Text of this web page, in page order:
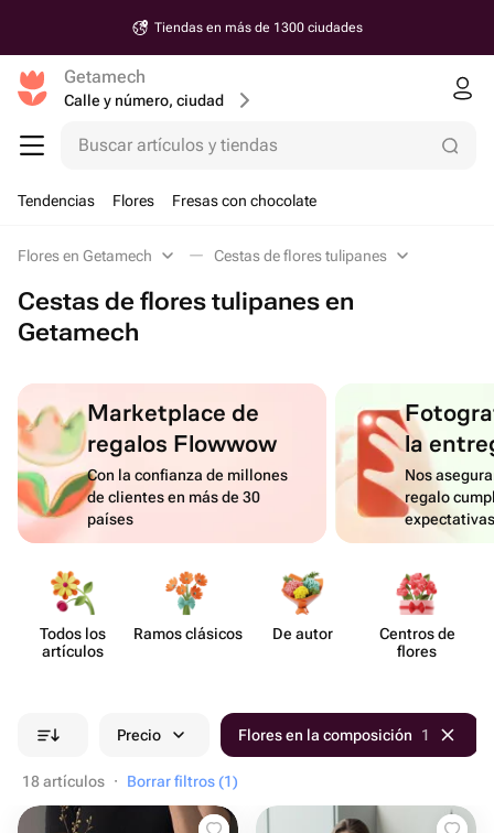
Tiendas en más de 1300 ciudades
Getamech
Calle y número, ciudad
Buscar artículos y tiendas
Tendencias Flores Fresas con chocolate
Flores en Getamech Cestas de flores tulipanes
Cestas de flores tulipanes en
Getamech
Marketplace de
regalos Flowwow
Con la confianza de millones
de clientes en más de 30
países
la
Nos
regalo
Todos los
artículos
Ramos clásicos De autor
Centros de
flores
Precio Flores en la composición 1
18 artículos · Borrar filtros (1)